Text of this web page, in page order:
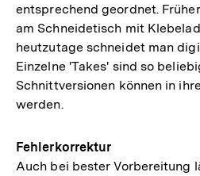
entsprechend geordnet.
am Schneidetisch mit
heutzutage schneidet man
Einzelne 'Takes' sind so
Schnittversionen können in
werden.
Fehlerkorrektur
Auch bei bester Vorbereitung